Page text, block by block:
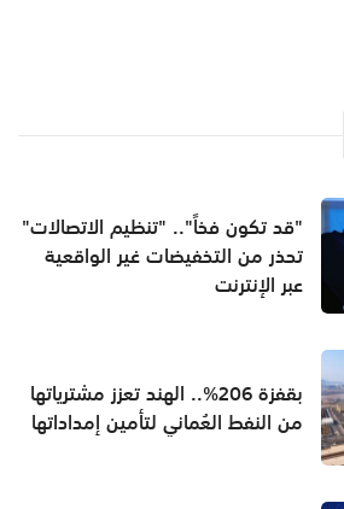
"قد تكون فخاً".. "تنظيم الاتصالات"
تحذر من التخفيضات غير الواقعية
عبر الإنترنت
بقفزة 206%.. الهند تعزز مشترياتها
من النفط العُماني لتأمين إمداداتها